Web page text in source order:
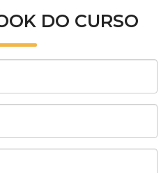
DO CURSO